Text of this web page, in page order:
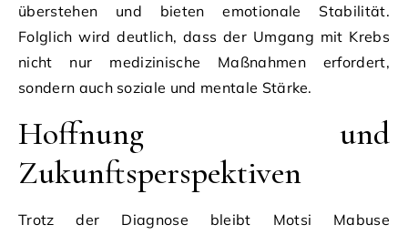
überstehen und bieten emotionale Stabilität.
Folglich wird deutlich, dass der Umgang mit Krebs
nicht nur medizinische Maßnahmen erfordert,
sondern auch soziale und mentale Stärke.
Hoffnung und
Zukunftsperspektiven
Trotz der Diagnose bleibt Motsi Mabuse